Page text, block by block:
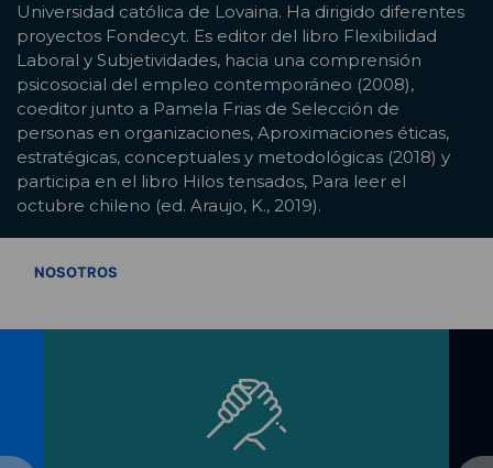
Universidad católica de Lovaina. Ha dirigido diferentes
proyectos Fondecyt. Es editor del libro Flexibilidad
Laboral y Subjetividades, hacia una comprensión
psicosocial del empleo contemporáneo (2008),
coeditor junto a Pamela Frias de Selección de
personas en organizaciones, Aproximaciones éticas,
estratégicas, conceptuales y metodológicas (2018) y
participa en el libro Hilos tensados, Para leer el
octubre chileno (ed. Araujo, K., 2019).
NOSOTROS